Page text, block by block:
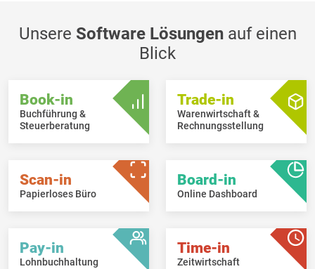
Unsere Software Lösungenauf einen
Blick
Book-in
Buchführung &
Steuerberatung
Trade-in
Warenwirtschaft &
Rechnungsstellung
Scan-in
Papierloses Büro
Board-in
Online Dashboard
Pay-in
Lohnbuchhaltung
Time-in
Zeitwirtschaft